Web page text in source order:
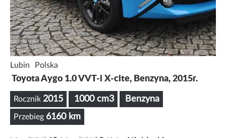
Lubin Polska
Toyota Aygo 1.0 VVT-i X-cite, Benzyna, 2015r.
Rocznik 2015 1000 cm3 Benzyna
Przebieg 6160 km